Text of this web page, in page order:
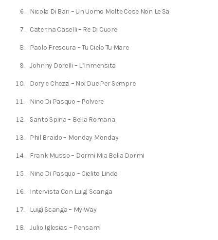
Nicola Di Bari – Un Uomo Molte Cose Non Le Sa
Caterina Caselli – Re Di Cuore
Paolo Frescura – Tu Cielo Tu Mare
Johnny Dorelli – L’Inmensita
Dory e Chezzi – Noi Due Per Sempre
Nino Di Pasquo – Polvere
Santo Spina – Bella Romana
Phil Braido – Monday Monday
Frank Musso – Dormi Mia Bella Dormi
Nino Di Pasquo – Cielito Lindo
Intervista Con Luigi Scanga
Luigi Scanga – My Way
Julio Iglesias – Pensami